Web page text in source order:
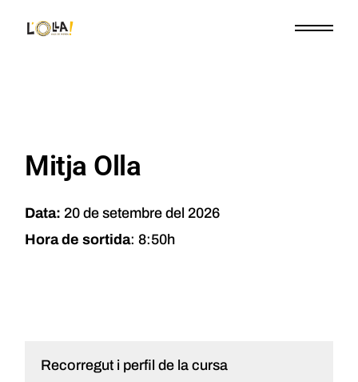
Mitja Olla
Data: 20 de setembre del 2026
Hora de sortida: 8:50h
Recorregut i perfil de la cursa